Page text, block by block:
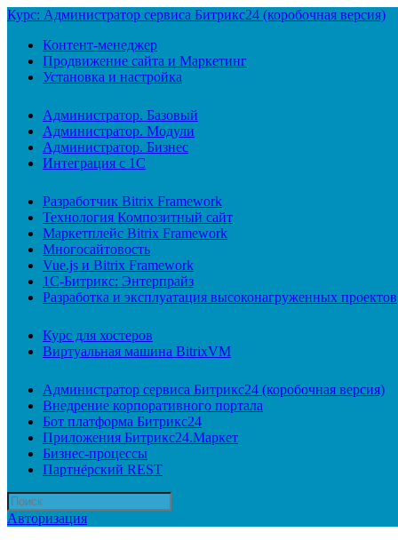
Курс: Администратор сервиса Битрикс24 (коробочная версия)
Контент-менеджер
Продвижение сайта и Маркетинг
Установка и настройка
Администратор. Базовый
Администратор. Модули
Администратор. Бизнес
Интеграция с 1С
Разработчик Bitrix Framework
Технология Композитный сайт
Маркетплейс Bitrix Framework
Многосайтовость
Vue.js и Bitrix Framework
1С-Битрикс: Энтерпрайз
Разработка и эксплуатация высоконагруженных проектов
Курс для хостеров
Виртуальная машина BitrixVM
Администратор сервиса Битрикс24 (коробочная версия)
Внедрение корпоративного портала
Бот платформа Битрикс24
Приложения Битрикс24.Маркет
Бизнес-процессы
Партнёрский REST
Авторизация